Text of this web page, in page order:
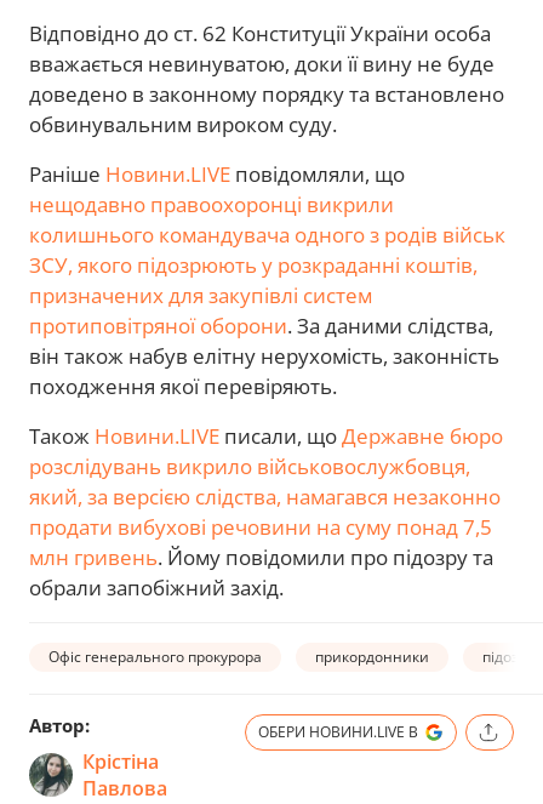
Відповідно до ст. 62 Конституції України особа
вважається невинуватою, доки її вину не буде
доведено в законному порядку та встановлено
обвинувальним вироком суду.
Раніше Новини.LIVE повідомляли, що
нещодавно правоохоронці викрили
колишнього командувача одного з родів військ
ЗСУ, якого підозрюють у розкраданні коштів,
призначених для закупівлі систем
протиповітряної оборони. За даними слідства,
він також набув елітну нерухомість, законність
походження якої перевіряють.
Також Новини.LIVE писали, щоДержавне бюро
розслідувань викрило військовослужбовця,
який, за версією слідства, намагався незаконно
продати вибухові речовини на суму понад 7,5
млн гривень. Йому повідомили про підозру та
обрали запобіжний захід.
Офіс генерального прокурора прикордонники підозра
Автор:
Крістіна
Павлова
ОБЕРИ НОВИНИ.LIVE В